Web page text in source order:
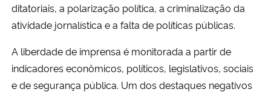
ditatoriais, a polarização política, a criminalização da
atividade jornalística e a falta de políticas públicas.
A liberdade de imprensa é monitorada a partir de
indicadores econômicos, políticos, legislativos, sociais
e de segurança pública. Um dos destaques negativos